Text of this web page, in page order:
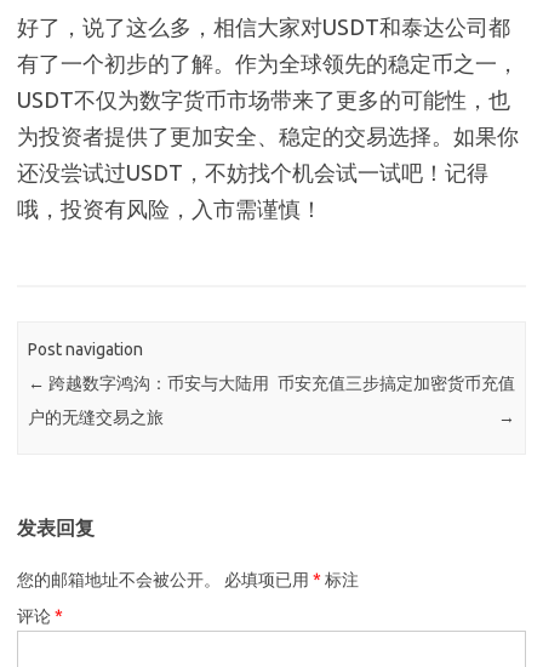
好了，说了这么多，相信大家对USDT和泰达公司都
有了一个初步的了解。作为全球领先的稳定币之一，
USDT不仅为数字货币市场带来了更多的可能性，也
为投资者提供了更加安全、稳定的交易选择。如果你
还没尝试过USDT，不妨找个机会试一试吧！记得
哦，投资有风险，入市需谨慎！
Post navigation
← 跨越数字鸿沟：币安与大陆用
户的无缝交易之旅
币安充值三步搞定加密货币充值
→
发表回复
您的邮箱地址不会被公开。 必填项已用 * 标注
评论*